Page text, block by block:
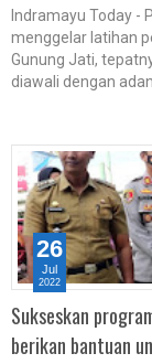
Indramayu Today -
menggelar latihan
Gunung Jati,
diawali dengan
Sukseskan
berikan bantuan
26
Jul
2022